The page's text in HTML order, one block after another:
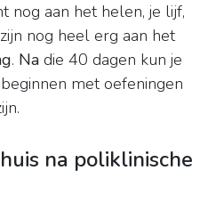
nog aan het helen, je lijf,
nog heel erg aan het
. Na die 40 dagen kun je
met oefeningen
na poliklinische